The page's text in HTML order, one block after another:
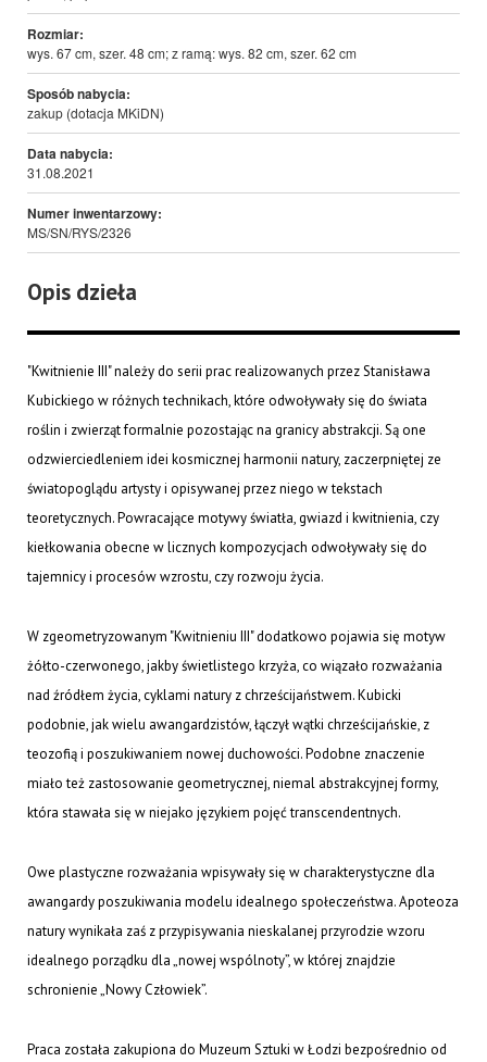
Rozmiar:
wys. 67 cm, szer. 48 cm; z ramą: wys. 82 cm, szer. 62 cm
Sposób nabycia:
zakup (dotacja MKiDN)
Data nabycia:
31.08.2021
Numer inwentarzowy:
MS/SN/RYS/2326
Opis dzieła
"Kwitnienie III" należy do serii prac realizowanych przez Stanisława
Kubickiego w różnych technikach, które odwoływały się do świata
roślin i zwierząt formalnie pozostając na granicy abstrakcji. Są one
odzwierciedleniem idei kosmicznej harmonii natury, zaczerpniętej ze
światopoglądu artysty i opisywanej przez niego w tekstach
teoretycznych. Powracające motywy światła, gwiazd i kwitnienia, czy
kiełkowania obecne w licznych kompozycjach odwoływały się do
tajemnicy i procesów wzrostu, czy rozwoju życia.
W zgeometryzowanym "Kwitnieniu III" dodatkowo pojawia się motyw
żółto-czerwonego, jakby świetlistego krzyża, co wiązało rozważania
nad źródłem życia, cyklami natury z chrześcijaństwem. Kubicki
podobnie, jak wielu awangardzistów, łączył wątki chrześcijańskie, z
teozofią i poszukiwaniem nowej duchowości. Podobne znaczenie
miało też zastosowanie geometrycznej, niemal abstrakcyjnej formy,
która stawała się w niejako językiem pojęć transcendentnych.
Owe plastyczne rozważania wpisywały się w charakterystyczne dla
awangardy poszukiwania modelu idealnego społeczeństwa. Apoteoza
natury wynikała zaś z przypisywania nieskalanej przyrodzie wzoru
idealnego porządku dla „nowej wspólnoty”, w której znajdzie
schronienie „Nowy Człowiek”.
​Praca została zakupiona do Muzeum Sztuki w Łodzi bezpośrednio od